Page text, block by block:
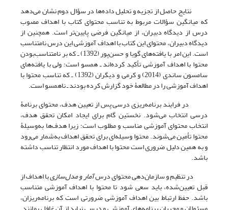
نتایج حاصل از تجزیه و تحلیل داده‌ها در سؤال دوم نشان می‌دهد
که میانگین سؤالات مربوط به تناسب محتوای کتاب با اهداف مصوب
درس از دیدگاه دبیران، از میانگین فرضی پایین‌تر است. همچنین از
دیدگاه دبیران، محتوای این کتاب با اهداف آموزشی این درس نامتناسب
است. این امر با یافته‌های گویا و حسن‌پور (1392) ـ که بر نامتناسب‌بودن
محتوا با اهداف آموزشی تأکید کرده‌اند ـ همسو است؛ ولی با یافته‌های
سامسون ساندی (2014) و کرمی و دیگران (1392) ـ که تناسب محتوا با
اهداف آموزشی را در مطالعۀ خود گزارش کرده بودند ـ ناهمسو است.
در فرایند برنامه‌ریزی درسی پس از تعیین هدف، محتوای برنامۀ
درسی انتخاب می‌شود. نخستین گام برای ایجاد امکان تحقق هدف،
انتخاب محتوای آموزشی مناسب و مطلوب است؛ زیرا هدف‌ها به‌وسیلۀ
محتوا تأمین می‌شوند. محتوا وسیله‌ای برای تحقق اهداف به‌شمار می‌رود
و به همین دلیل ضروری است محتوا با اهداف مورد انتظار تناسب داشته
باشد.
در تنظیم و سازمان‌دهی محتوای درسآمار و مدل‌سازیبا اهداف از
قبل تعیین‌شده، باید سعی شود تا محتوا با اهداف آموزشی متناسب
باشد. حفظ ارتباط بین اهداف آموزشی ضرورتی است که برنامه‌ریزان،